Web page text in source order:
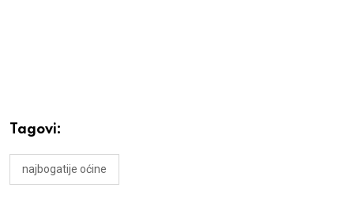
Tagovi:
najbogatije oćine